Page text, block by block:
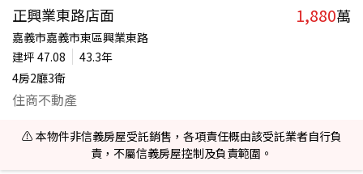
正興業東路店面 1,880萬
嘉義市嘉義市東區興業東路
建坪 47.08
43.3年
4房2廳3衛
住商不動產
⚠️ 本物件非信義房屋受託銷售，各項責任概由該受託業者自行負
責，不屬信義房屋控制及負責範圍。